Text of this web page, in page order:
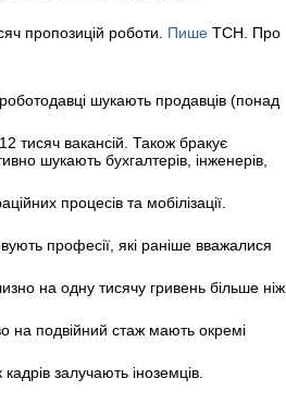
пропозицій роботи. Пише ТСН. Про
шукають продавців (понад
тисяч вакансій. Також бракує
шукають бухгалтерів, інженерів,
процесів та мобілізації.
професії, які раніше вважалися
на одну тисячу гривень більше ніж
на подвійний стаж мають окремі
залучають іноземців.